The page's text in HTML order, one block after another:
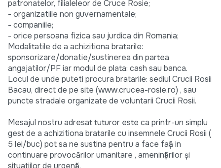
patronatelor, filialeleor de Cruce Rosie;
- organizatiile non guvernamentale;
- companiile;
- orice persoana fizica sau jurdica din Romania;
Modalitatile de a achizitiona bratarile:
sponsorizare/donatie/sustinerea din partea
angajatilor/PF iar modul de plata: cash sau banca.
Locul de unde puteti procura bratarile: sediul Crucii Rosii
Bacau, direct de pe site (www.crucea-rosie.ro) , sau
puncte stradale organizate de voluntarii Crucii Rosii.
Mesajul nostru adresat tuturor este ca printr-un simplu
gest de a achizitiona bratarile cu insemnele Crucii Rosii (
5 lei/buc) pot sa ne sustina pentru a face faţă in
continuare provocărilor umanitare , ameninţărilor şi
situaţiilor de urgenţă.